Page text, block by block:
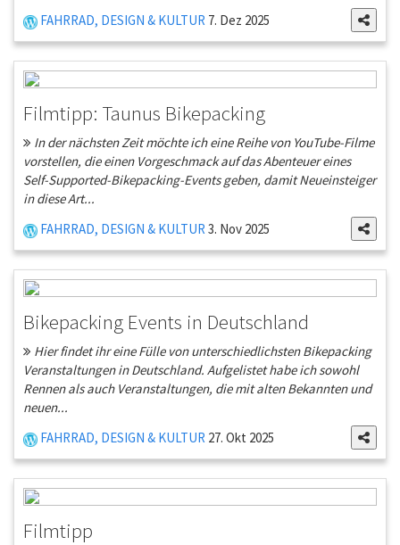
FAHRRAD, DESIGN & KULTUR 7. Dez 2025
Filmtipp: Taunus Bikepacking
In der nächsten Zeit möchte ich eine Reihe von YouTube-Filme
vorstellen, die einen Vorgeschmack auf das Abenteuer eines
Self-Supported-Bikepacking-Events geben, damit Neueinsteiger
in diese Art...
FAHRRAD, DESIGN & KULTUR 3. Nov 2025
Bikepacking Events in Deutschland
Hier findet ihr eine Fülle von unterschiedlichsten Bikepacking
Veranstaltungen in Deutschland. Aufgelistet habe ich sowohl
Rennen als auch Veranstaltungen, die mit alten Bekannten und
neuen...
FAHRRAD, DESIGN & KULTUR 27. Okt 2025
Filmtipp